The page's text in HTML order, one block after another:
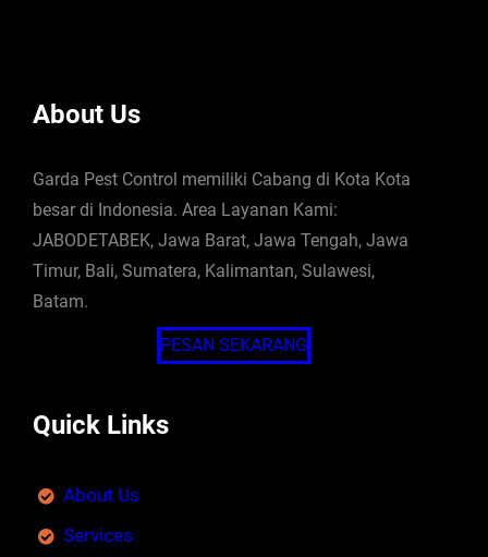
About Us
Garda Pest Control memiliki Cabang di Kota Kota
besar di Indonesia. Area Layanan Kami:
JABODETABEK, Jawa Barat, Jawa Tengah, Jawa
Timur, Bali, Sumatera, Kalimantan, Sulawesi,
Batam.
PESAN SEKARANG
Quick Links
About Us
Services